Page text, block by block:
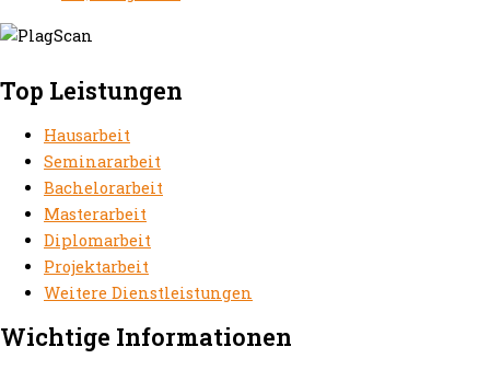
Top Leistungen
Hausarbeit
Seminararbeit
Bachelorarbeit
Masterarbeit
Diplomarbeit
Projektarbeit
Weitere Dienstleistungen
Wichtige Informationen